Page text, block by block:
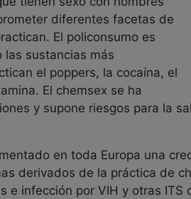
diferentes facetas de
El policonsumo es
sustancias más
el poppers, la cocaína, el
El chemsex se ha
y supone riesgos para la
en toda Europa una
derivados de la práctica de
e infección por VIH y otras